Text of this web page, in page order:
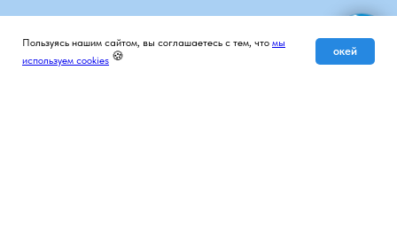
Пользуясь нашим сайтом, вы соглашаетесь с тем, что мы
используем cookies 🍪 окей
Мы на связи